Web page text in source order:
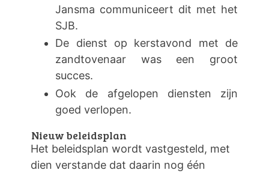
Jansma communiceert dit met het
SJB.
De dienst op kerstavond met de
zandtovenaar was een groot
succes.
Ook de afgelopen diensten zijn
goed verlopen.
Nieuw beleidsplan
Het beleidsplan wordt vastgesteld, met
dien verstande dat daarin nog één